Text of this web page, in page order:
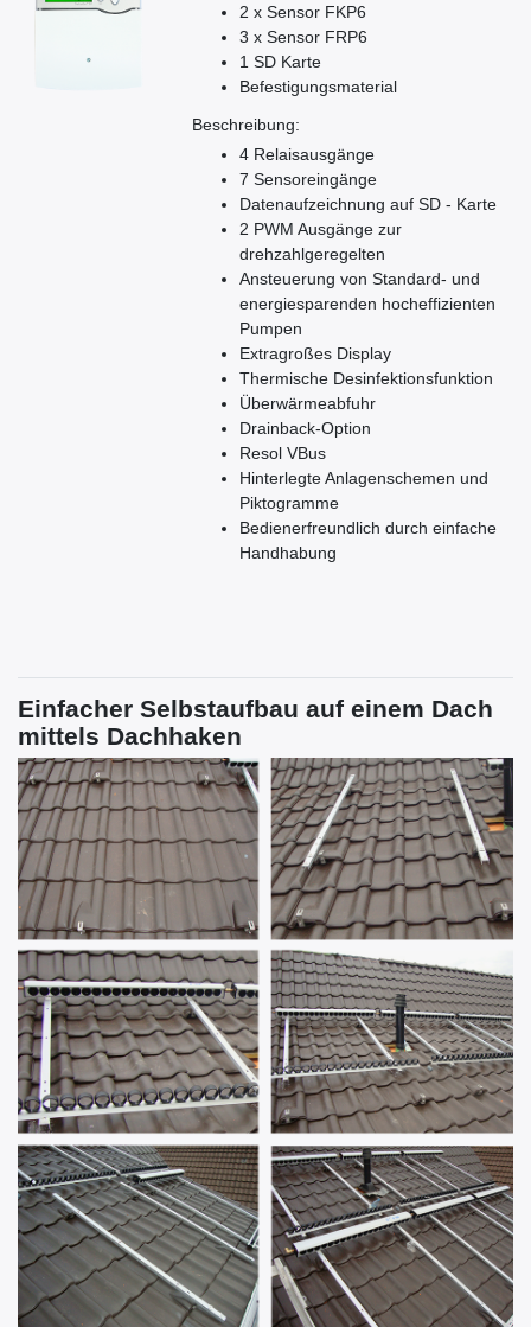
2 x Sensor FKP6
3 x Sensor FRP6
1 SD Karte
Befestigungsmaterial
Beschreibung:
4 Relaisausgänge
7 Sensoreingänge
Datenaufzeichnung auf SD - Karte
2 PWM Ausgänge zur
drehzahlgeregelten
Ansteuerung von Standard- und
energiesparenden hocheffizienten
Pumpen
Extragroßes Display
Thermische Desinfektionsfunktion
Überwärmeabfuhr
Drainback-Option
Resol VBus
Hinterlegte Anlagenschemen und
Piktogramme
Bedienerfreundlich durch einfache
Handhabung
Einfacher Selbstaufbau auf einem Dach
mittels Dachhaken